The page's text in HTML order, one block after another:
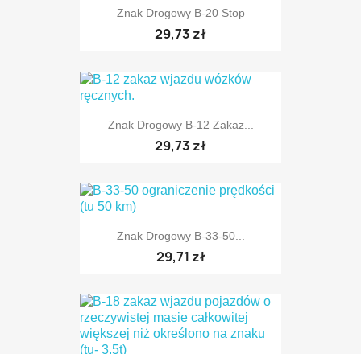
Znak Drogowy B-20 Stop
29,73 zł
Znak Drogowy B-12 Zakaz...
29,73 zł
TYLKO ONLINE
Znak Drogowy B-33-50...
29,71 zł